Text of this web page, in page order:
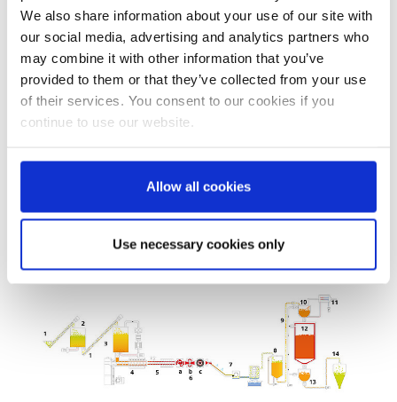
We also share information about your use of our site with
our social media, advertising and analytics partners who
may combine it with other information that you’ve
provided to them or that they’ve collected from your use
of their services. You consent to our cookies if you
continue to use our website.
Allow all cookies
Use necessary cookies only
Prozessbeschreibung